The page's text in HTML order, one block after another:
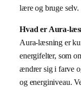
lære og bruge selv.
Hvad er Aura-
Aura-læsning er
energifelter, som
ændrer sig i farve
og energiniveau.